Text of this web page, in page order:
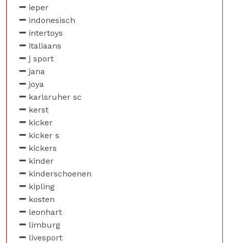
ieper
indonesisch
intertoys
italiaans
j sport
jana
joya
karlsruher sc
kerst
kicker
kicker s
kickers
kinder
kinderschoenen
kipling
kosten
leonhart
limburg
livesport